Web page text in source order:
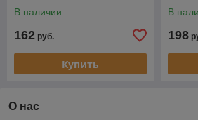
В наличии
162 руб.
Купить
В
198
О нас